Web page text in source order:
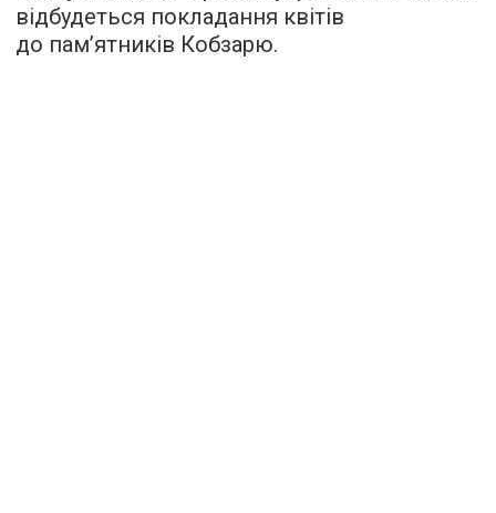
відбудеться покладання квітів
до пам’ятників Кобзарю.